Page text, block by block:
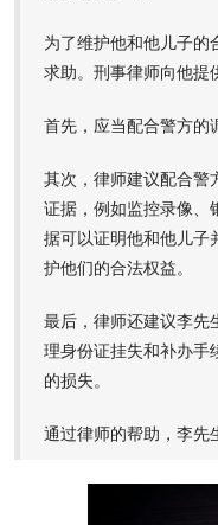
为了维护他和他儿子的
求助。刑事律师向他提
首先，应当配合警方的
其次，律师建议配合警
证据，例如监控录像、
据可以证明他和他儿子
护他们的合法权益。
最后，律师还建议李先
理身份证挂失和补办手
的损失。
通过律师的帮助，李先